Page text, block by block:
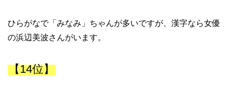
ひらがなで「みなみ」ちゃんが多いですが、漢字なら女優
の浜辺美波さんがいます。
【14位】